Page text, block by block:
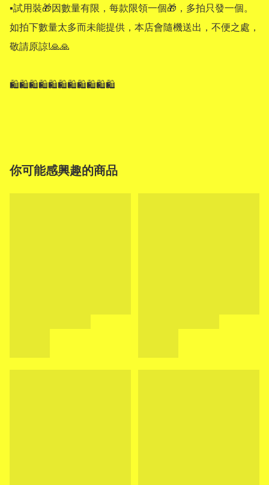
▪試用裝🎁因數量有限，每款限領一個🎁，多拍只發一個。
如拍下數量太多而未能提供，本店會隨機送出，不便之處，
敬請原諒!🙏🙏
🛍🛍🛍🛍🛍🛍🛍🛍🛍🛍🛍
你可能感興趣的商品